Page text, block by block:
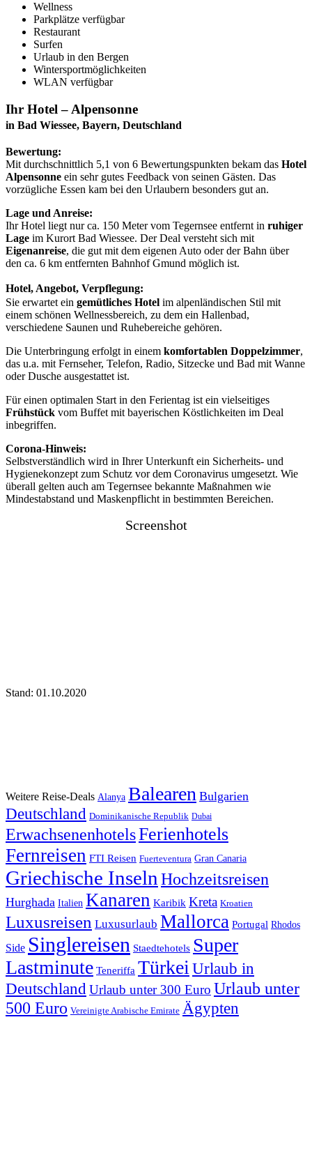
Wellness
Parkplätze verfügbar
Restaurant
Surfen
Urlaub in den Bergen
Wintersportmöglichkeiten
WLAN verfügbar
Ihr Hotel – Alpensonne
in Bad Wiessee, Bayern, Deutschland
Bewertung:
Mit durchschnittlich 5,1 von 6 Bewertungspunkten bekam das Hotel
Alpensonne ein sehr gutes Feedback von seinen Gästen. Das
vorzügliche Essen kam bei den Urlaubern besonders gut an.
Lage und Anreise:
Ihr Hotel liegt nur ca. 150 Meter vom Tegernsee entfernt in ruhiger
Lage im Kurort Bad Wiessee. Der Deal versteht sich mit
Eigenanreise, die gut mit dem eigenen Auto oder der Bahn über
den ca. 6 km entfernten Bahnhof Gmund möglich ist.
Hotel, Angebot, Verpflegung:
Sie erwartet ein gemütliches Hotel im alpenländischen Stil mit
einem schönen Wellnessbereich, zu dem ein Hallenbad,
verschiedene Saunen und Ruhebereiche gehören.
Die Unterbringung erfolgt in einem komfortablen Doppelzimmer,
das u.a. mit Fernseher, Telefon, Radio, Sitzecke und Bad mit Wanne
oder Dusche ausgestattet ist.
Für einen optimalen Start in den Ferientag ist ein vielseitiges
Frühstück vom Buffet mit bayerischen Köstlichkeiten im Deal
inbegriffen.
Corona-Hinweis:
Selbstverständlich wird in Ihrer Unterkunft ein Sicherheits- und
Hygienekonzept zum Schutz vor dem Coronavirus umgesetzt. Wie
überall gelten auch am Tegernsee bekannte Maßnahmen wie
Mindestabstand und Maskenpflicht in bestimmten Bereichen.
Screenshot
Stand: 01.10.2020
Weitere Reise-Deals Alanya Balearen Bulgarien
Deutschland Dominikanische Republik Dubai
ErwachsenenhotelsFerienhotels
Fernreisen FTI Reisen Fuerteventura Gran Canaria
Griechische Inseln Hochzeitsreisen
Hurghada Italien Kanaren Karibik Kreta Kroatien
Luxusreisen Luxusurlaub Mallorca Portugal Rhodos
Side Singlereisen Staedtehotels Super
Lastminute Teneriffa Türkei Urlaub in
Deutschland Urlaub unter 300 Euro Urlaub unter
500 Euro Vereinigte Arabische Emirate Ägypten